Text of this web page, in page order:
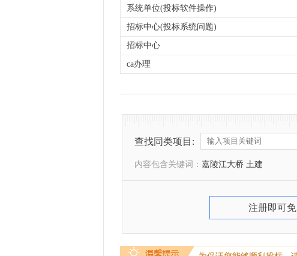
系统单位(投标软件操作)
招标中心(投标系统问题)
招标中心
ca办理
查找同类项目:
内容包含关键词： 嘉陵江大桥 土建
注册即可